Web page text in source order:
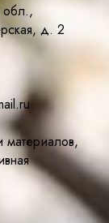
обл.,
д. 2
материалов,